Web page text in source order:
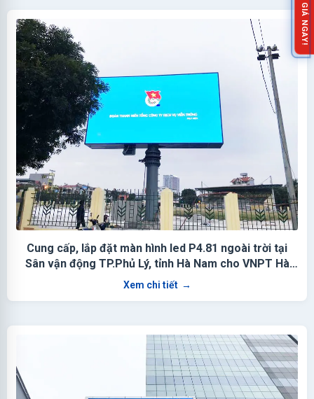
Cung cấp, lắp đặt màn hình led P4.81 ngoài trời tại
Sân vận động TP.Phủ Lý, tỉnh Hà Nam cho VNPT Hà
Nam
Xem chi tiết →